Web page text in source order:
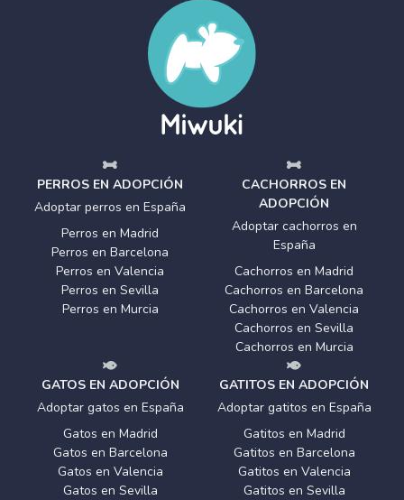
PERROS EN ADOPCIÓN
Adoptar perros en España
Perros en Madrid
Perros en Barcelona
Perros en Valencia
Perros en Sevilla
Perros en Murcia
CACHORROS EN
ADOPCIÓN
Adoptar cachorros en
España
Cachorros en Madrid
Cachorros en Barcelona
Cachorros en Valencia
Cachorros en Sevilla
Cachorros en Murcia
GATOS EN ADOPCIÓN
Adoptar gatos en España
Gatos en Madrid
Gatos en Barcelona
Gatos en Valencia
Gatos en Sevilla
GATITOS EN ADOPCIÓN
Adoptar gatitos en España
Gatitos en Madrid
Gatitos en Barcelona
Gatitos en Valencia
Gatitos en Sevilla